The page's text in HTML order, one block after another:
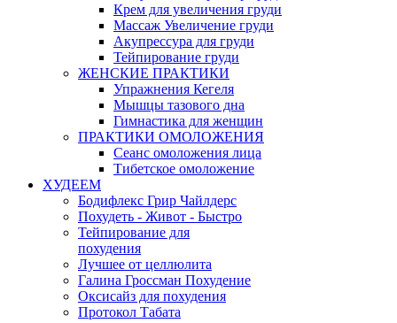
Крем для увеличения груди
Массаж Увеличение груди
Акупрессура для груди
Тейпирование груди
ЖЕНСКИЕ ПРАКТИКИ
Упражнения Кегеля
Мышцы тазового дна
Гимнастика для женщин
ПРАКТИКИ ОМОЛОЖЕНИЯ
Сеанс омоложения лица
Тибетское омоложение
ХУДЕЕМ
Бодифлекс Грир Чайлдерс
Похудеть - Живот - Быстро
Тейпирование для
похудения
Лучшее от целлюлита
Галина Гроссман Похудение
Оксисайз для похудения
Протокол Табата